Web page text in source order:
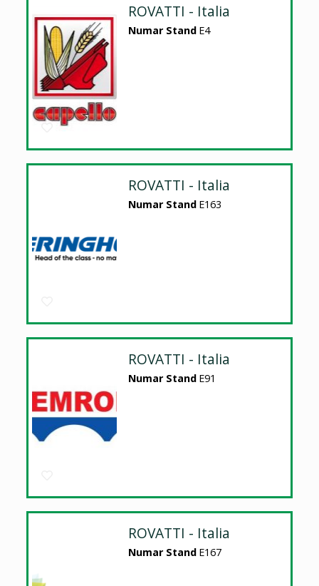
ROVATTI - Italia
Numar Stand E4
ROVATTI - Italia
Numar Stand E163
ROVATTI - Italia
Numar Stand E91
ROVATTI - Italia
Numar Stand E167